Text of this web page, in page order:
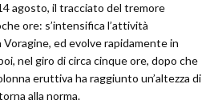
agosto, il tracciato del tremore
ore: s’intensifica l’attività
ed evolve rapidamente in
nel giro di circa cinque ore, dopo che
eruttiva ha raggiunto un’altezza di
alla norma.